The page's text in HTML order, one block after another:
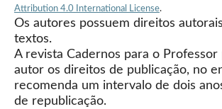
Attribution 4.0 International License.
Os autores possuem direitos
textos.
A revista Cadernos para o
autor os direitos de publicação, no
recomenda um intervalo de dois
de republicação.